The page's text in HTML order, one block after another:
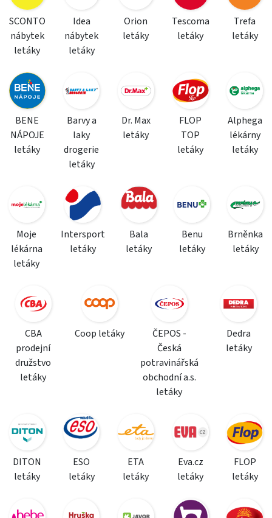
SCONTO
nábytek
letáky
Idea
nábytek
letáky
Orion
letáky
Tescoma
letáky
Trefa
letáky
BENE
NÁPOJE
letáky
Barvy a
laky
drogerie
letáky
Dr. Max
letáky
FLOP
TOP
letáky
Alphega
lékárny
letáky
Moje
lékárna
letáky
Intersport
letáky
Bala
letáky
Benu
letáky
Brněnka
letáky
CBA
prodejní
družstvo
letáky
Coop letáky
ČEPOS -
Česká
potravinářská
obchodní a.s.
letáky
Dedra
letáky
DITON
letáky
ESO
letáky
ETA
letáky
Eva.cz
letáky
FLOP
letáky